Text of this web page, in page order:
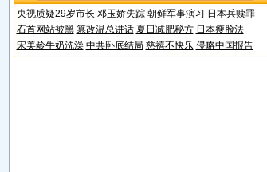
央视质疑29岁市长 邓玉娇失踪 朝鲜军事演习 日本兵赎罪
石首网站被黑 篡改温总讲话 夏日减肥秘方 日本瘦脸法
宋美龄牛奶洗澡 中共卧底结局 慈禧不快乐 侵略中国报告